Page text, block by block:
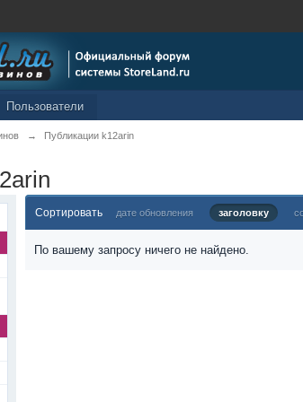
Пользователи
→ Публикации k12arin
Сортировать дате обновления заголовку
По вашему запросу ничего не найдено.